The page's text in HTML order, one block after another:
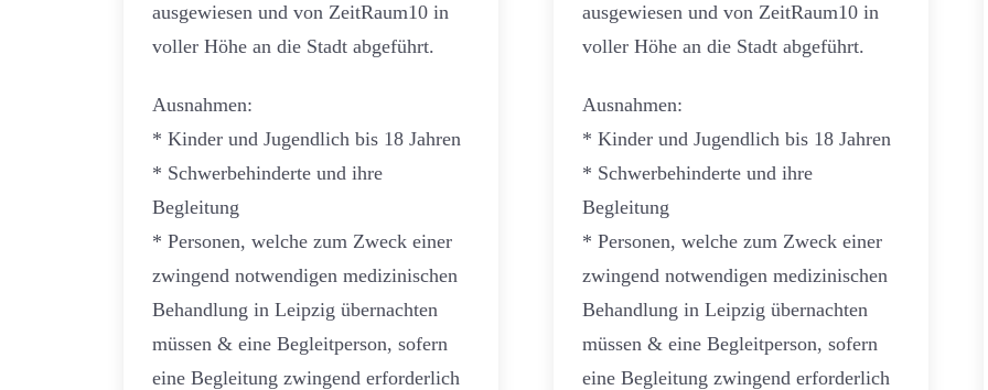
ausgewiesen und von ZeitRaum10 in
voller Höhe an die Stadt abgeführt.
Ausnahmen:
* Kinder und Jugendlich bis 18 Jahren
* Schwerbehinderte und ihre
Begleitung
* Personen, welche zum Zweck einer
zwingend notwendigen medizinischen
Behandlung in Leipzig übernachten
müssen & eine Begleitperson, sofern
eine Begleitung zwingend erforderlich
ausgewiesen und von ZeitRaum10 in
voller Höhe an die Stadt abgeführt.
Ausnahmen:
* Kinder und Jugendlich bis 18 Jahren
* Schwerbehinderte und ihre
Begleitung
* Personen, welche zum Zweck einer
zwingend notwendigen medizinischen
Behandlung in Leipzig übernachten
müssen & eine Begleitperson, sofern
eine Begleitung zwingend erforderlich